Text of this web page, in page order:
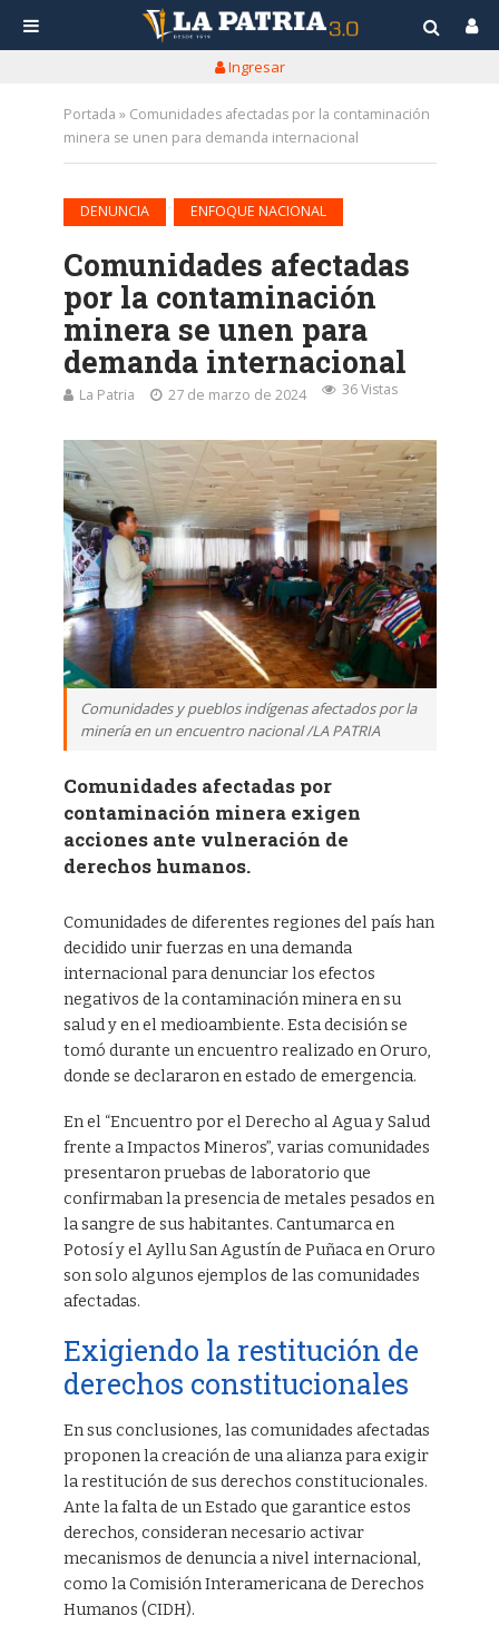
Ingresar
Portada » Comunidades afectadas por la contaminación
minera se unen para demanda internacional
DENUNCIA ENFOQUE NACIONAL
Comunidades afectadas
por la contaminación
minera se unen para
demanda internacional
La Patria 27 de marzo de 2024 36 Vistas
Comunidades y pueblos indígenas afectados por la
minería en un encuentro nacional /LA PATRIA
Comunidades afectadas por
contaminación minera exigen
acciones ante vulneración de
derechos humanos.
Comunidades de diferentes regiones del país han
decidido unir fuerzas en una demanda
internacional para denunciar los efectos
negativos de la contaminación minera en su
salud y en el medioambiente. Esta decisión se
tomó durante un encuentro realizado en Oruro,
donde se declararon en estado de emergencia.
En el “Encuentro por el Derecho al Agua y Salud
frente a Impactos Mineros”, varias comunidades
presentaron pruebas de laboratorio que
confirmaban la presencia de metales pesados en
la sangre de sus habitantes. Cantumarca en
Potosí y el Ayllu San Agustín de Puñaca en Oruro
son solo algunos ejemplos de las comunidades
afectadas.
Exigiendo la restitución de
derechos constitucionales
En sus conclusiones, las comunidades afectadas
proponen la creación de una alianza para exigir
la restitución de sus derechos constitucionales.
Ante la falta de un Estado que garantice estos
derechos, consideran necesario activar
mecanismos de denuncia a nivel internacional,
como la Comisión Interamericana de Derechos
Humanos (CIDH).